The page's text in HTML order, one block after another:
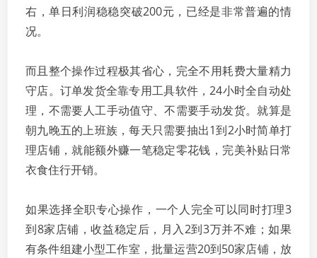
右，单日利润稳稳突破200元，已经是非常普遍的情
况。
而且整个操作过程极其省心，完全不用耗费大量精力
守店。订单发货全靠专用工具软件，24小时全自动处
理，不需要人工手动值守、不需要手动发货。就算是
朝九晚五的上班族，每天只需要抽出1到2小时简单打
理店铺，就能额外赚一笔稳定零花钱，完美补贴日常
衣食住行开销。
如果选择全职专心操作，一个人完全可以同时打理3
到8家店铺，收益稳定后，月入2到3万并不难；如果
有条件组建小型工作室，批量运营20到50家店铺，放